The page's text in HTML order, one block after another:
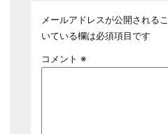
メールアドレスが公開される
いている欄は必須項目です
コメント ※